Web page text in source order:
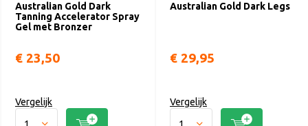
Australian Gold Dark
Tanning Accelerator Spray
Gel met Bronzer
€ 23,50
Vergelijk
Australian Gold Dark Legs
€ 29,95
Vergelijk